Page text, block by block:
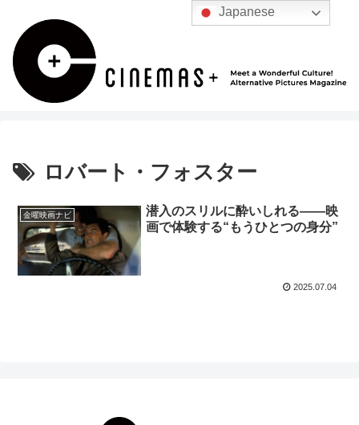
ロバート・フォスター
金曜映画ナビ
潜入のスリルに酔いしれる――映
画で体験する“もうひとつの身分”
2025.07.04
Japanese